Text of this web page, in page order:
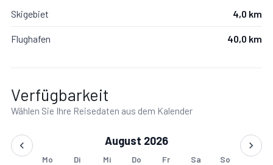
Falcon-Induktionsherd, Dampfgarer sowie
hochwertiges Fondue- und Raclette-Geschirr.
Mahlzeiten ein.
Der großzügige Wohnraum mit gemütlicher Couch und
warme, exklusive Wohlfühlatmosphäre.
Skigebiet 4,0 km
Flughafen 40,0 km
Verfügbarkeit
Wählen Sie Ihre Reisedaten aus dem Kalender
August 2026
Mo Di Mi Do Fr Sa So